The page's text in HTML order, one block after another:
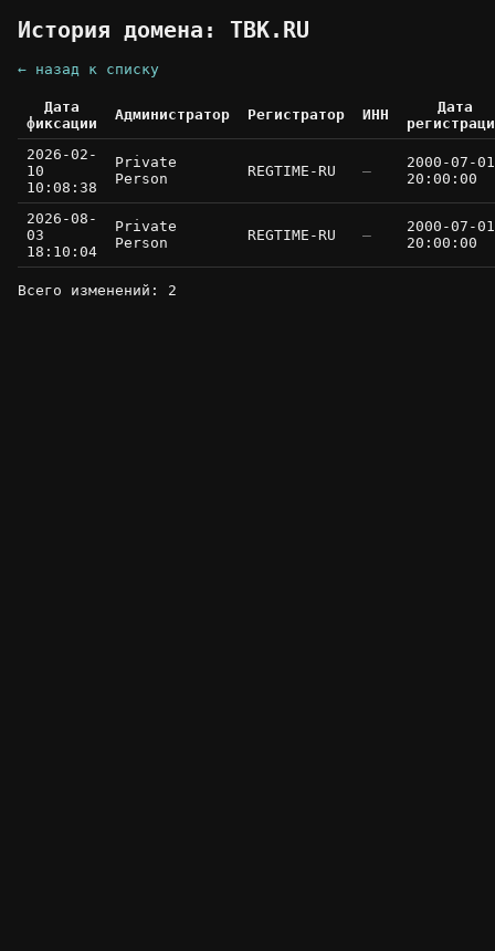
История домена: TBK.RU
← назад к списку
Дата
фиксации
Администратор Регистратор ИНН
Дата
2026-02-
10
10:08:38
Private
Person
REGTIME-RU —
2000-07-01
20:00:00
2026-08-
03
18:10:04
Private
Person
REGTIME-RU —
2000-07-01
20:00:00
Всего изменений: 2